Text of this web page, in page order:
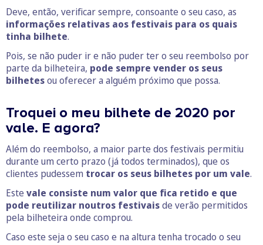
Deve, então, verificar sempre, consoante o seu caso, as
informações relativas aos festivais para os quais
tinha bilhete.
Pois, se não puder ir e não puder ter o seu reembolso por
parte da bilheteira, pode sempre vender os seus
bilhetesou oferecer a alguém próximo que possa.
Troquei o meu bilhete de 2020 por
vale. E agora?
Além do reembolso, a maior parte dos festivais permitiu
durante um certo prazo (já todos terminados), que os
clientes pudessem trocar os seus bilhetes por um vale.
Este vale consiste num valor que fica retido e que
pode reutilizar noutros festivaisde verão permitidos
pela bilheteira onde comprou.
Caso este seja o seu caso e na altura tenha trocado o seu